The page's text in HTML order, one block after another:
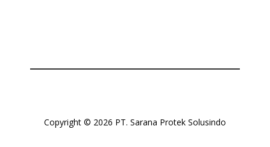
Copyright © 2026 PT. Sarana Protek Solusindo